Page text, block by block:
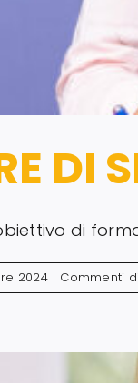
DI
di
2024 | Commenti